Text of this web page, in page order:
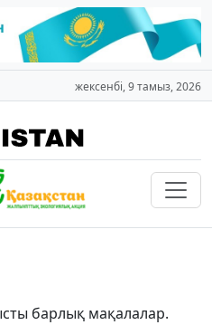
жексенбі, 9 тамыз, 2026
барлық мақалалар.